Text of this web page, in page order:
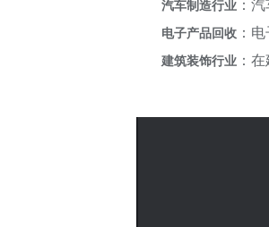
汽车制造行业 ：
电子产品回收 ：
建筑装饰行业 ：